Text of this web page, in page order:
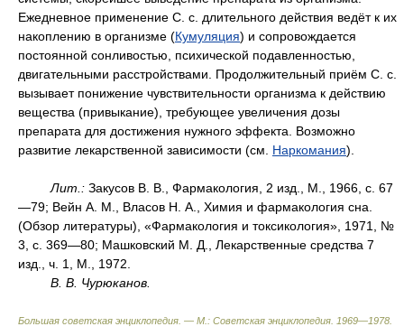
Ежедневное применение С. с. длительного действия ведёт к их
накоплению в организме (Кумуляция) и сопровождается
постоянной сонливостью, психической подавленностью,
двигательными расстройствами. Продолжительный приём С. с.
вызывает понижение чувствительности организма к действию
вещества (привыкание), требующее увеличения дозы
препарата для достижения нужного эффекта. Возможно
развитие лекарственной зависимости (см. Наркомания).
Лит.: Закусов В. В., Фармакология, 2 изд., М., 1966, с. 67
—79; Вейн А. М., Власов Н. А., Химия и фармакология сна.
(Обзор литературы), «Фармакология и токсикология», 1971, №
3, с. 369—80; Машковский М. Д., Лекарственные средства 7
изд., ч. 1, М., 1972.
В. В. Чурюканов.
Большая советская энциклопедия. — М.: Советская энциклопедия 1969—1978